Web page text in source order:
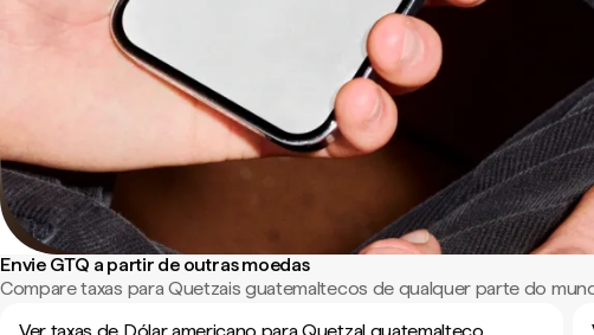
Envie GTQ a partir de outras moedas
Compare taxas para Quetzais guatemaltecos de qualquer parte do